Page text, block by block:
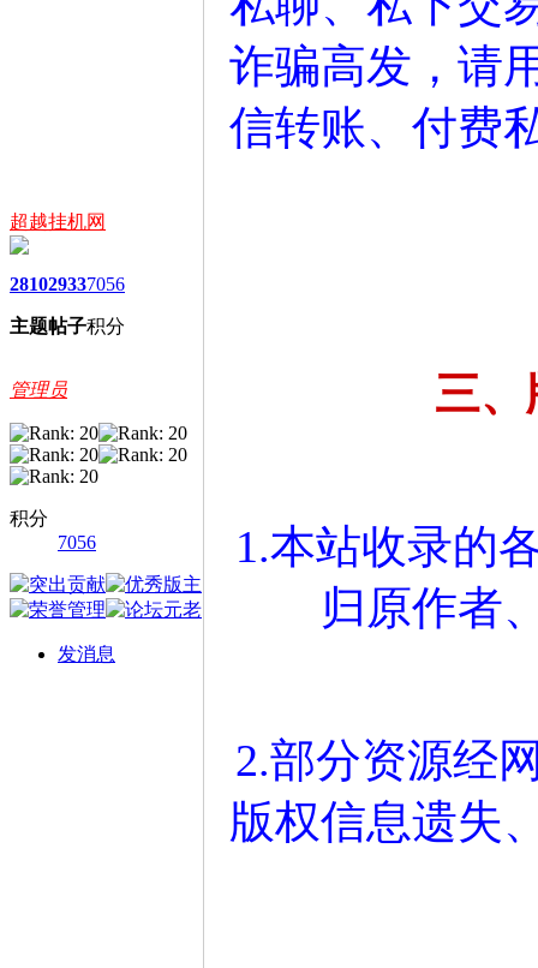
超越挂机网
2810
主题
2933
帖子
7056
积分
管理员
积分
7056
发消息
诈骗高发，请
信转账、付费
三
1.本站收录的
归原作者
2.部分资源经
版权信息遗失